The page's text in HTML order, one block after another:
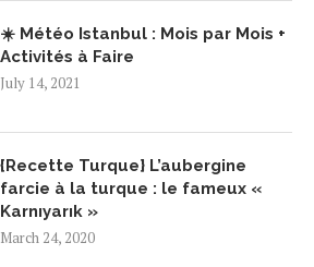
☀️ Météo Istanbul : Mois par Mois +
Activités à Faire
July 14, 2021
{Recette Turque} L’aubergine
farcie à la turque : le fameux «
Karnıyarık »
March 24, 2020